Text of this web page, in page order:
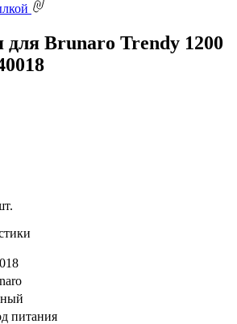
для Brunaro Trendy 1200
питания